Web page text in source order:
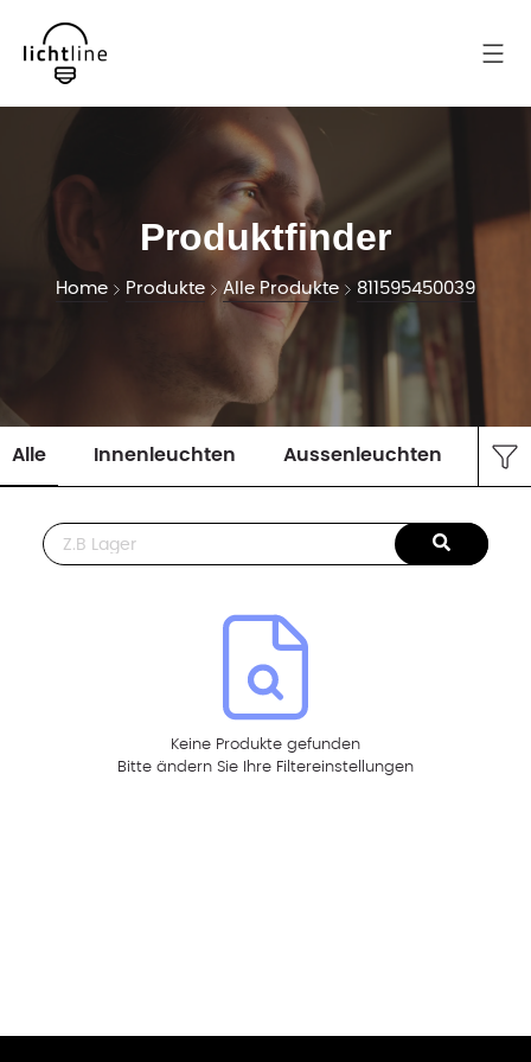
Produktfinder
Home Produkte Alle Produkte 811595450039
Alle Innenleuchten Aussenleuchten
This is a search field with an auto-suggest feature attached.
Keine Produkte gefunden
Bitte ändern Sie Ihre Filtereinstellungen